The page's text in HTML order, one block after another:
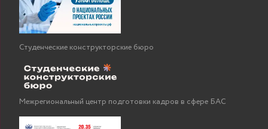
Студенческие конструкторские бюро
Межрегиональный центр подготовки кадров в сфере БАС